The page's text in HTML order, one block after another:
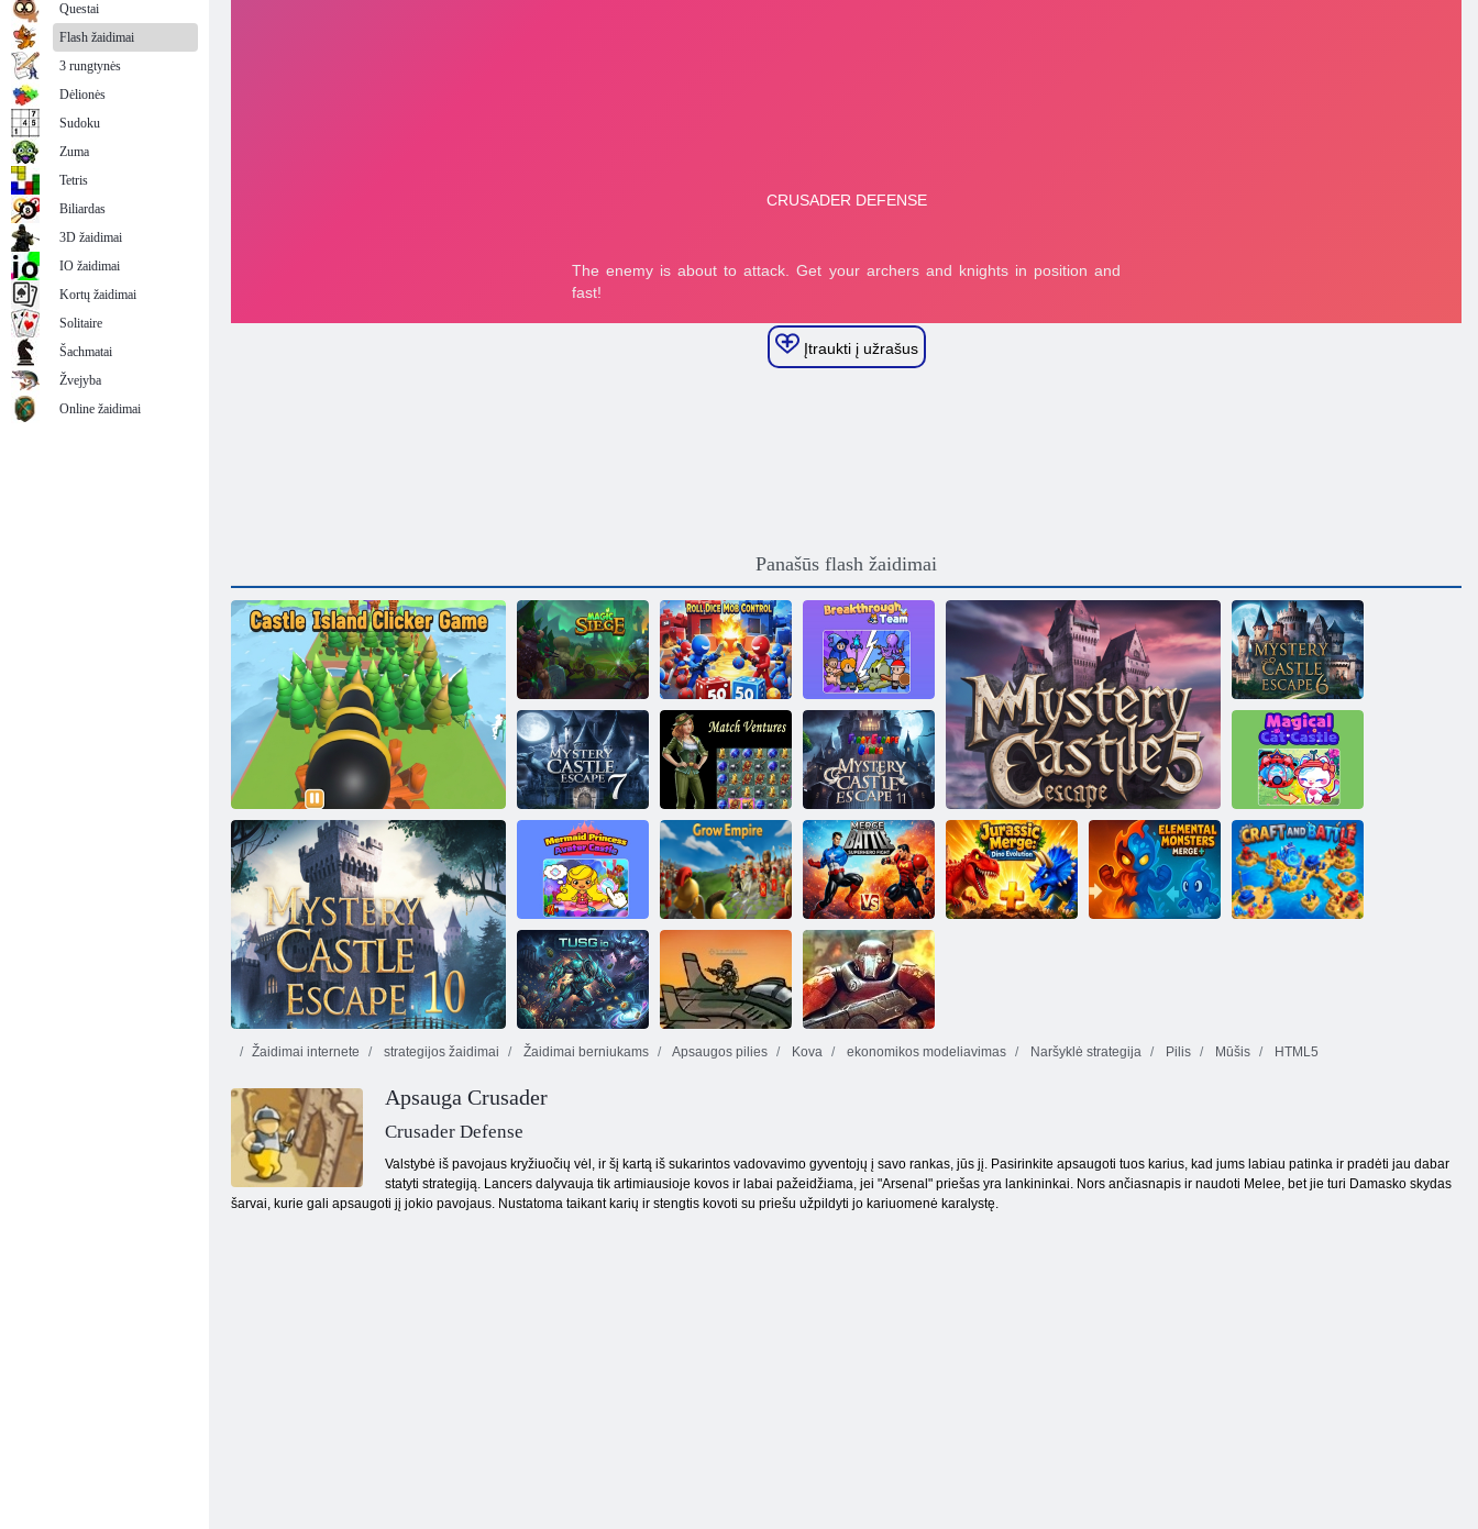
Įtraukti į užrašus
Panašūs flash žaidimai
„Castle Island Clicker“ žaidimas
Magiška
apgultis
Roll Dice Mob
Control
Proveržio
komanda
Paslaptingas
pilies pabėgimas
6
Paslaptingas
pilies pabėgimas
7
Rungtynių
įmonės
Paslaptingas
pilies pabėgimas
11
Magiška kačių
pilis
Undinės
princesės Avater
pilis
Augti imperiją
Sujunkite mūšio
superherojų
kovą
Žaidimai internete strategijos žaidimai Žaidimai berniukams Apsaugos pilies Kova ekonomikos modeliavimas Naršyklė strategija Pilis Mūšis HTML5
Apsauga Crusader
Crusader Defense
Valstybė iš pavojaus kryžiuočių vėl, ir šį kartą iš sukarintos vadovavimo gyventojų į savo rankas, jūs jį. Pasirinkite apsaugoti tuos karius, kad jums labiau patinka ir pradėti jau dabar
statyti strategiją. Lancers dalyvauja tik artimiausioje kovos ir labai pažeidžiama, jei "Arsenal" priešas yra lankininkai. Nors ančiasnapis ir naudoti Melee, bet jie turi Damasko skydas
šarvai, kurie gali apsaugoti jį jokio pavojaus. Nustatoma taikant karių ir stengtis kovoti su priešu užpildyti jo kariuomenė karalystę.
Questai
Flash žaidimai
3 rungtynės
Dėlionės
Sudoku
Zuma
Tetris
Biliardas
3D žaidimai
IO žaidimai
Kortų žaidimai
Solitaire
Šachmatai
Žvejyba
Online žaidimai